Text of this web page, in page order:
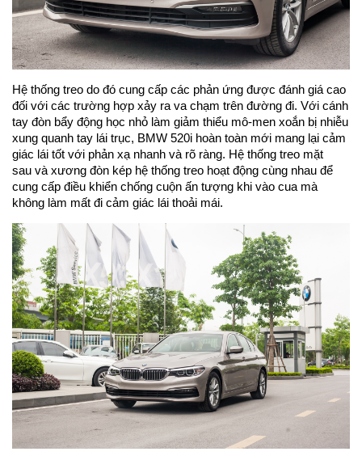
Hệ thống treo do đó cung cấp các phản ứng được đánh giá cao
đối với các trường hợp xảy ra va chạm trên đường đi. Với cánh
tay đòn bẩy động học nhỏ làm giảm thiểu mô-men xoắn bị nhiễu
xung quanh tay lái trục, BMW 520i hoàn toàn mới mang lại cảm
giác lái tốt với phản xạ nhanh và rõ ràng. Hệ thống treo mặt
sau và xương đòn kép hệ thống treo hoạt động cùng nhau để
cung cấp điều khiển chống cuộn ấn tượng khi vào cua mà
không làm mất đi cảm giác lái thoải mái.